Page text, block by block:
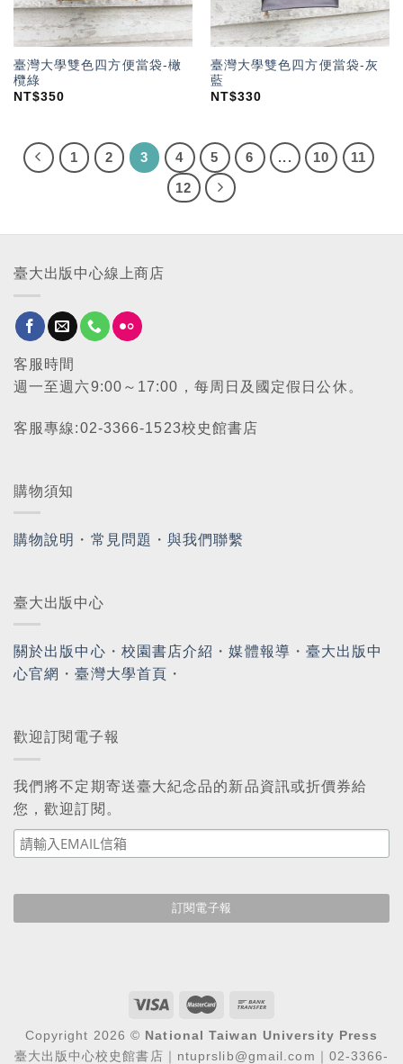
臺灣大學雙色四方便當袋-橄
欖綠
NT$350
臺灣大學雙色四方便當袋-灰
藍
NT$330
1 2 3 4 5 6 ... 10
11
12
臺大出版中心線上商店
客服時間
週一至週六9:00～17:00，每周日及國定假日公休。
客服專線:02-3366-1523校史館書店
購物須知
購物說明 ・ 常見問題 ・與我們聯繫
臺大出版中心
關於出版中心 ・ 校園書店介紹 ・媒體報導 ・ 臺大出版中
心官網 ・臺灣大學首頁 ・
歡迎訂閱電子報
我們將不定期寄送臺大紀念品的新品資訊或折價券給
您，歡迎訂閱。
Copyright 2026 © National Taiwan University Press
臺大出版中心校史館書店｜ntuprslib@gmail.com｜02-3366-